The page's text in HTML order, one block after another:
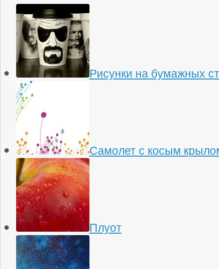
Рисунки на бумажных
Самолет с косым
Плуот